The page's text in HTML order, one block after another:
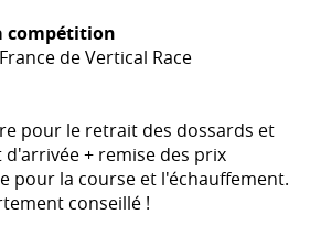
compétition
de Vertical Race
pour le retrait des dossards et
+ remise des prix
pour la course et l'échauffement.
conseillé !